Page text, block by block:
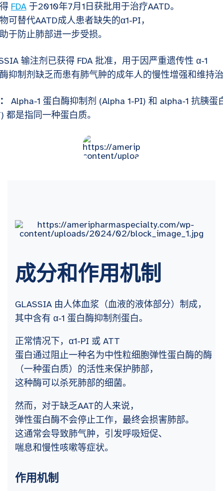
FDA 于2010年7月1日获批用于治疗AATD。
可替代AATD成人患者缺失的α1-PI，
于防止肺部进一步受损。
输注剂已获得 FDA 批准，用于因严重遗传性 α-1
抑制剂缺乏而患有肺气肿的成年人的慢性增强和维持
Alpha-1 蛋白酶抑制剂 (Alpha 1-PI) 和 alpha-1 抗胰蛋
都是指同一种蛋白质。
成分和作用机制
GLASSIA 由人体血浆（血液的液体部分）制成，
其中含有 α-1 蛋白酶抑制剂蛋白。
正常情况下，α1-PI 或 ATT
蛋白通过阻止一种名为中性粒细胞弹性蛋白酶的酶
（一种蛋白质）的活性来保护肺部，
这种酶可以杀死肺部的细菌。
然而，对于缺乏AAT的人来说，
弹性蛋白酶不会停止工作，最终会损害肺部。
这通常会导致肺气肿，引发呼吸短促、
喘息和慢性咳嗽等症状。
作用机制